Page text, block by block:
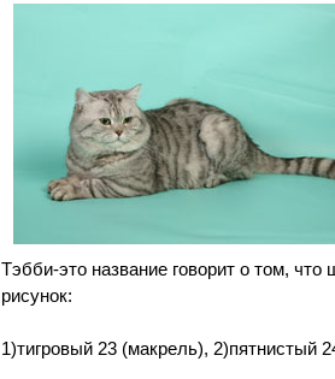
Тэбби-это название говорит о том,
рисунок:
1)тигровый 23 (макрель), 2)пятнистый